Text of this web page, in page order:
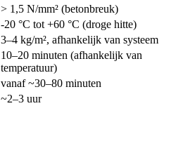
> 1,5 N/mm² (betonbreuk)
-20 °C tot +60 °C (droge hitte)
3–4 kg/m², afhankelijk van systeem
10–20 minuten (afhankelijk van
temperatuur)
vanaf ~30–80 minuten
~2–3 uur